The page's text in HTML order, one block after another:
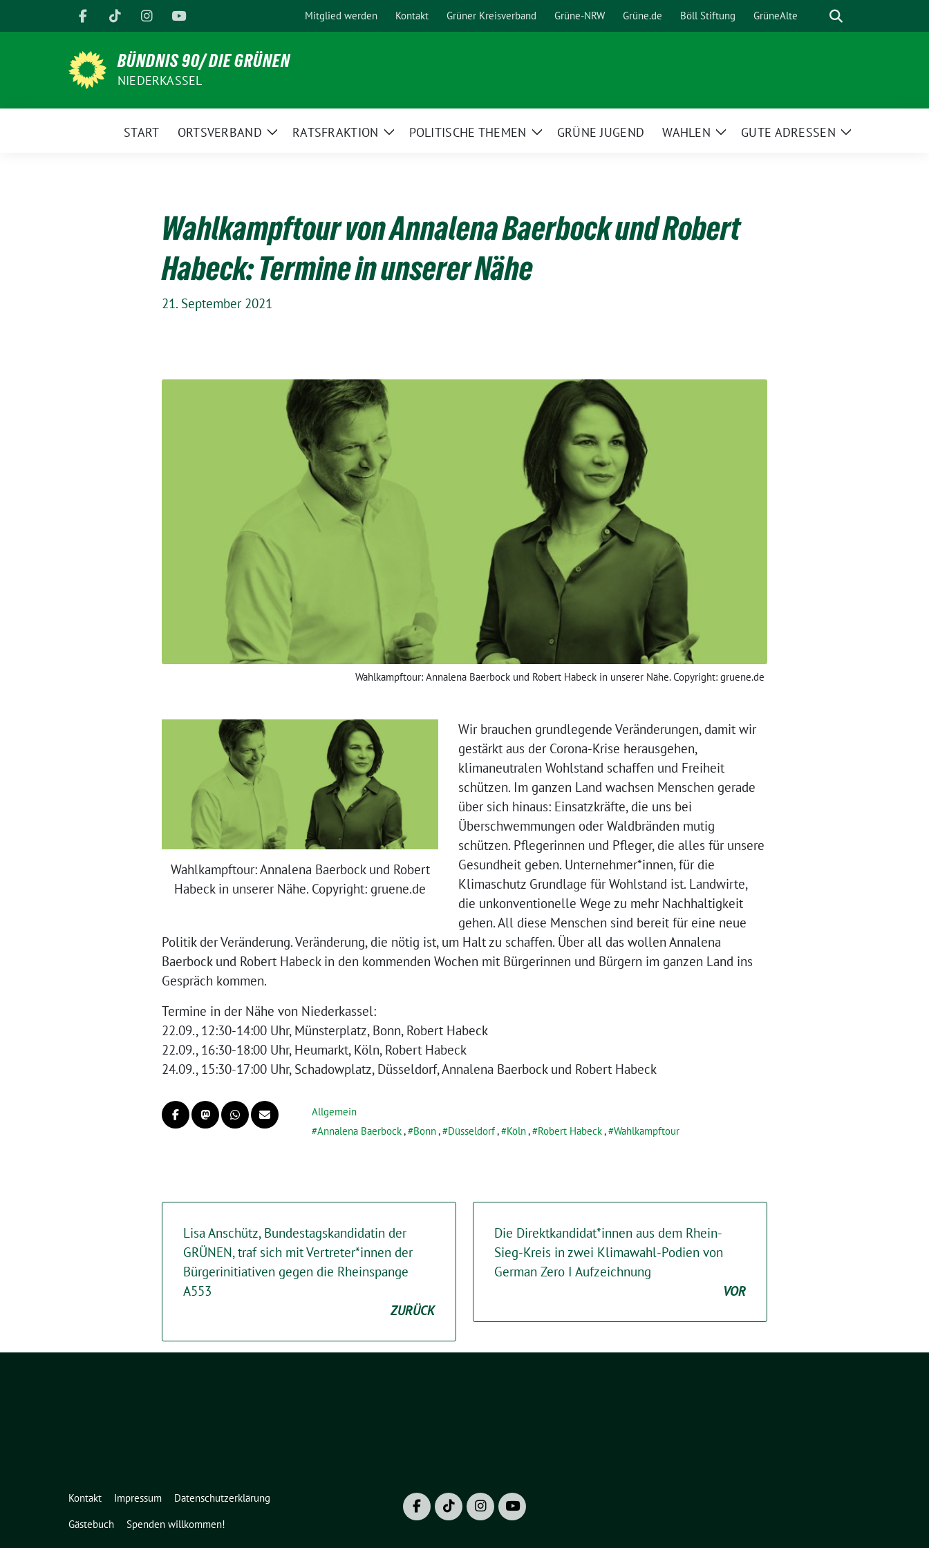
zum
Mitglied werden Kontakt Grüner Kreisverband Grüne-NRW Grüne.de Böll Stiftung GrüneAlte Suche
BÜNDNIS 90/ DIE GRÜNEN
NIEDERKASSEL
START ORTSVERBAND
ZeigeRATSFRAKTION
ZeigePOLITISCHE THEMEN
ZeigeGRÜNE JUGEND WAHLEN
ZeigeGUTE ADRESSEN
Zeige
Wahlkampftour von Annalena Baerbock und Robert
Habeck: Termine in unserer Nähe
21. September 2021
Wahlkampftour: Annalena Baerbock und Robert Habeck in unserer Nähe. Copyright: gruene.de
Wahlkampftour: Annalena Baerbock und Robert
Habeck in unserer Nähe. Copyright: gruene.de
Wir brauchen grundlegende Veränderungen, damit wir
gestärkt aus der Corona-Krise herausgehen,
klimaneutralen Wohlstand schaffen und Freiheit
schützen. Im ganzen Land wachsen Menschen gerade
über sich hinaus: Einsatzkräfte, die uns bei
Überschwemmungen oder Waldbränden mutig
schützen. Pflegerinnen und Pfleger, die alles für unsere
Gesundheit geben. Unternehmer*innen, für die
Klimaschutz Grundlage für Wohlstand ist. Landwirte,
die unkonventionelle Wege zu mehr Nachhaltigkeit
gehen. All diese Menschen sind bereit für eine neue
Politik der Veränderung. Veränderung, die nötig ist, um Halt zu schaffen. Über all das wollen Annalena
Baerbock und Robert Habeck in den kommenden Wochen mit Bürgerinnen und Bürgern im ganzen Land ins
Gespräch kommen.
Termine in der Nähe von Niederkassel:
22.09., 12:30-14:00 Uhr, Münsterplatz, Bonn, Robert Habeck
22.09., 16:30-18:00 Uhr, Heumarkt, Köln, Robert Habeck
24.09., 15:30-17:00 Uhr, Schadowplatz, Düsseldorf, Annalena Baerbock und Robert Habeck
Allgemein
Annalena Baerbock, Bonn, Düsseldorf, Köln, Robert Habeck, Wahlkampftour
Lisa Anschütz, Bundestagskandidatin der
GRÜNEN, traf sich mit Vertreter*innen der
Bürgerinitiativen gegen die Rheinspange
A553
ZURÜCK
Die Direktkandidat*innen aus dem Rhein-
Sieg-Kreis in zwei Klimawahl-Podien von
German Zero I Aufzeichnung
VOR
Kontakt Impressum
Datenschutzerklärung
Gästebuch
Spenden willkommen!